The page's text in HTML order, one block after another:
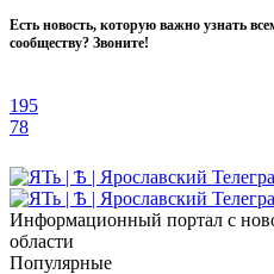
Есть новость, которую важно узнать
сообществу? Звоните!
195
78
Информационный портал с
области
Популярные